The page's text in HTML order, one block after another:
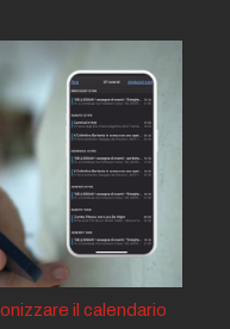
il calendario